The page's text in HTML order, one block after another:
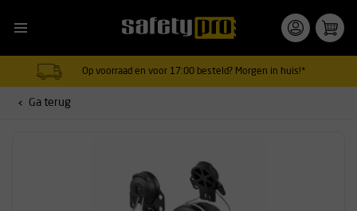
Op voorraad en voor 17:00 besteld? Morgen in huis!*
Ga terug